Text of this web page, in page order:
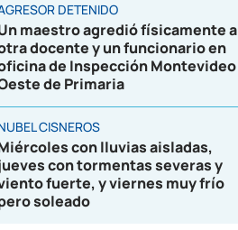
DETENIDO
maestro agredió físicamente a
docente y un funcionario en
de Inspección Montevideo
de Primaria
CISNEROS
con lluvias aisladas,
con tormentas severas y
fuerte, y viernes muy frío
soleado